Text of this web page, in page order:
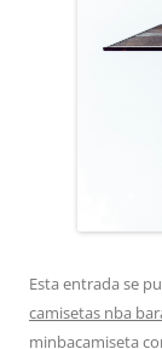
Esta entrada se
camisetas nba
minbacamiseta